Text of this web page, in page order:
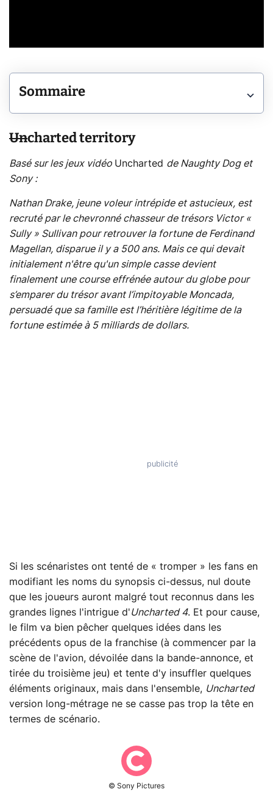
Sommaire
Uncharted territory
Basé sur les jeux vidéo Uncharted de Naughty Dog et
Sony :
Nathan Drake, jeune voleur intrépide et astucieux, est
recruté par le chevronné chasseur de trésors Victor «
Sully » Sullivan pour retrouver la fortune de Ferdinand
Magellan, disparue il y a 500 ans. Mais ce qui devait
initialement n'être qu'un simple casse devient
finalement une course effrénée autour du globe pour
s’emparer du trésor avant l’impitoyable Moncada,
persuadé que sa famille est l’héritière légitime de la
fortune estimée à 5 milliards de dollars.
Si les scénaristes ont tenté de « tromper » les fans en
modifiant les noms du synopsis ci-dessus, nul doute
que les joueurs auront malgré tout reconnus dans les
grandes lignes l'intrigue d'Uncharted 4. Et pour cause,
le film va bien pêcher quelques idées dans les
précédents opus de la franchise (à commencer par la
scène de l'avion, dévoilée dans la bande-annonce, et
tirée du troisième jeu) et tente d'y insuffler quelques
éléments originaux, mais dans l'ensemble, Uncharted
version long-métrage ne se casse pas trop la tête en
termes de scénario.
© Sony Pictures